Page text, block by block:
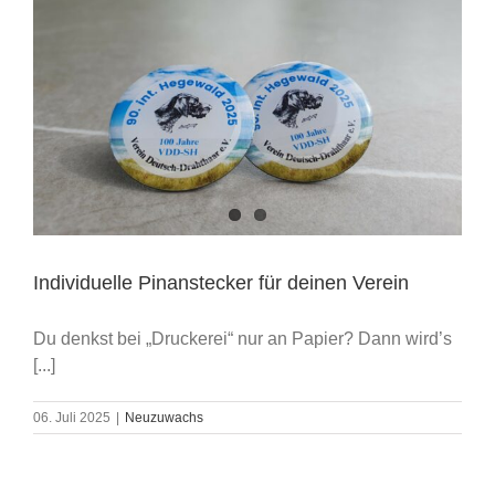
Individuelle Pinanstecker für deinen Verein
Du denkst bei „Druckerei“ nur an Papier? Dann wird’s
[...]
06. Juli 2025 Neuzuwachs